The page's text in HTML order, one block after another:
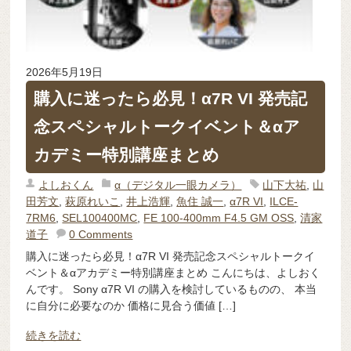
2026年5月19日
購入に迷ったら必見！α7R VI 発売記
念スペシャルトークイベント＆αア
カデミー特別講座まとめ
よしおくん α（デジタル一眼カメラ） 山下大祐, 山
田芳文,萩原れいこ ,井上浩輝,魚住 誠一,α7R VI, ILCE-
7RM6,SEL100400MC, FE 100-400mm F4.5 GM OSS,清家
道子
0 Comments
購入に迷ったら必見！α7R VI 発売記念スペシャルトークイ
ベント＆αアカデミー特別講座まとめ こんにちは、よしおく
んです。 Sony α7R VI の購入を検討しているものの、 本当
に自分に必要なのか 価格に見合う価値 […]
続きを読む